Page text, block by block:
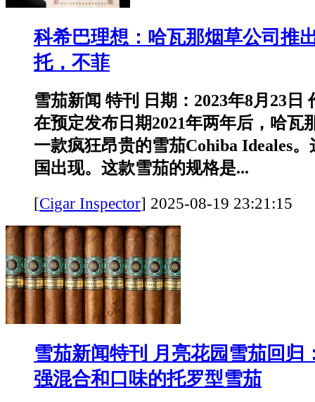
科希巴理想：哈瓦那烟草公司推
托，不菲
雪茄新闻 特刊 日期：2023年8月23日
在预定发布日期2021年两年后，哈瓦
一款疯狂昂贵的雪茄Cohiba Ideales
国出现。这款雪茄的规格是...
[Cigar Inspector] 2025-08-19
雪茄新闻特刊 月亮花园雪茄回归
强混合和口味的托罗型雪茄